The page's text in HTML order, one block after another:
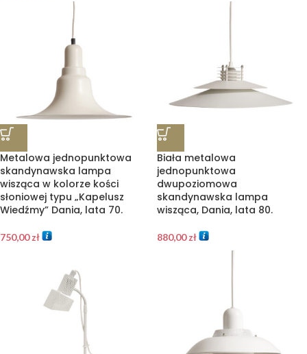
Metalowa jednopunktowa
skandynawska lampa
wisząca w kolorze kości
słoniowej typu „Kapelusz
Wiedźmy” Dania, lata 70.
750,00zł
Biała metalowa
jednopunktowa
dwupoziomowa
skandynawska lampa
wisząca, Dania, lata 80.
880,00zł